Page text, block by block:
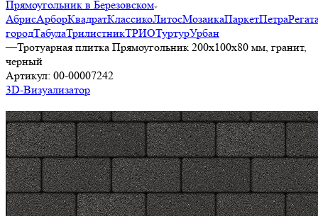
Прямоугольник в Березовском
АбрисАрборКвадратКлассикоЛитосМозаикаПаркетПетра
городТабулаТрилистникТРИОТуртурУрбан
—Тротуарная плитка Прямоугольник 200х100х80 мм, гранит,
черный
Артикул: 00-00007242
3D-Визуализатор